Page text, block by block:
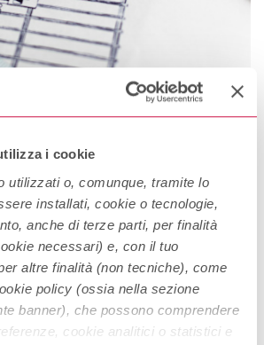
i cookie
utilizzati o, comunque, tramite lo
installati, cookie o tecnologie,
anche di terze parti, per finalità
necessari) e, con il tuo
altre finalità (non tecniche), come
policy (ossia nella sezione
banner), che possono comprendere
cookie analitici o statistici e
è un certificato che dimostra i corretti
Che cos’è e a cosa serve Che cos’è
Se sei un cittadino straniero in Italia,
è un certificato che dimostra che
rispetta i requisiti richiesti dalla legge per
L’alloggio in cui abiti […]